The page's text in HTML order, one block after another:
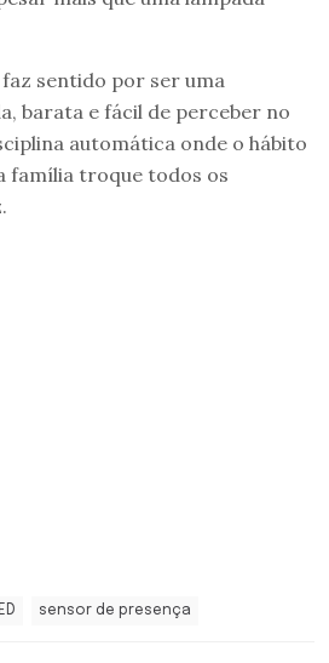
sentido por ser uma
barata e fácil de perceber no
automática onde o hábito
família troque todos os
sensor de presença